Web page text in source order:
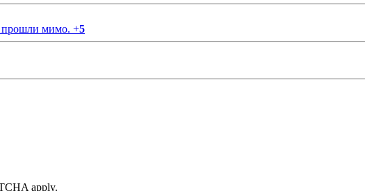
прошли мимо. +5
apply.